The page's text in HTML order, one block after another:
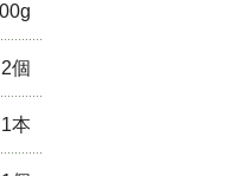
2個
1本